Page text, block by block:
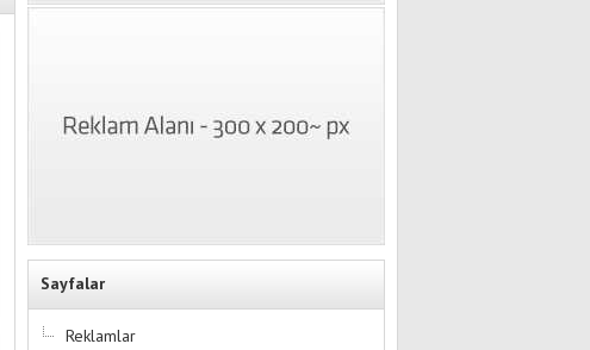
Sayfalar
Reklamlar